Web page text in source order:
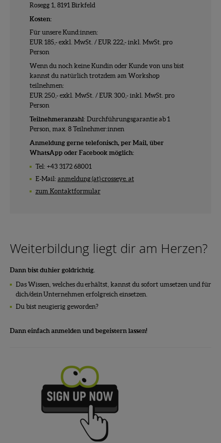
Rosegg 1, 8191 Birkfeld
Kosten:
Für unsere Kund:innen:
EUR 185,- exkl. MwSt. / EUR 222,- inkl. MwSt. pro
Person
Wenn du noch keine Kundin oder Kunde von uns bist
kannst du natürlich trotzdem am Workshop
teilnehmen:
EUR 250,- exkl. MwSt. / EUR 300,- inkl. MwSt. pro
Person
Teilnehmeranzahl: Durchführungsgarantie ab 1
Person, max. 8 Teilnehmer:innen
Anmeldung gerne telefonisch, per Mail, über
WhatsApp oder Facebook möglich:
Tel: +43 3172 68001
E-Mail: anmeldung (at) crosseye. at
zum Kontaktformular
Weiterbildung liegt dir am Herzen?
Dann bist du hier goldrichtig.
Das Wissen, welches du erhältst, kannst du sofort umsetzen und für
dich/dein Unternehmen erfolgreich einsetzen.
Du bist neugierig geworden?
Dann einfach anmelden und begeistern lassen!